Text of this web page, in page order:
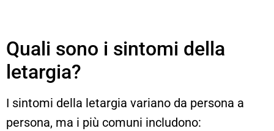
Quali sono i sintomi della
letargia?
I sintomi della letargia variano da persona a
persona, ma i più comuni includono: